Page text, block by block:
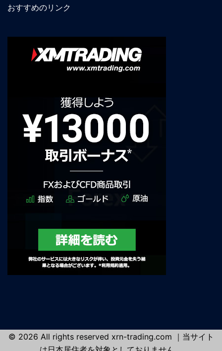
おすすめのリンク
© 2026 All rights reserved xrn-trading.com ｜当サイト